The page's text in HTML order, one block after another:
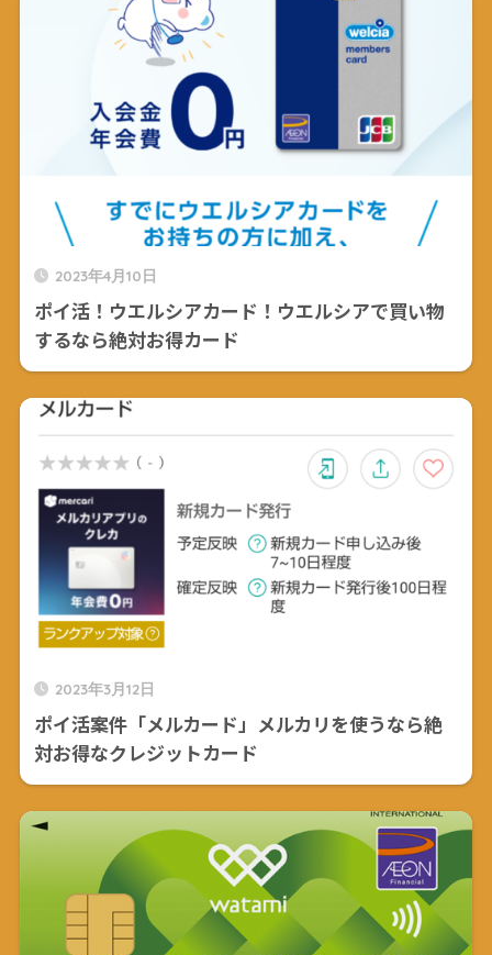
2023年4月10日
ポイ活！ウエルシアカード！ウエルシアで買い物
するなら絶対お得カード
2023年3月12日
ポイ活案件「メルカード」メルカリを使うなら絶
対お得なクレジットカード